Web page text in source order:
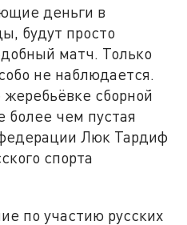
деньги в
будут просто
матч. Только
не наблюдается.
сборной
более чем пустая
Люк Тардиф
спорта
по участию русских